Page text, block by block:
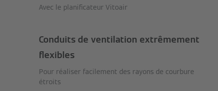
Avec le planificateur Vitoair
Conduits de ventilation extrêmement
flexibles
Pour réaliser facilement des rayons de courbure
étroits